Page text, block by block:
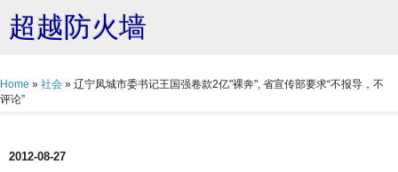
超越防火墙
Home » 社会 » 辽宁凤城市委书记王国强卷款2亿"裸奔", 省宣传部要求“不报导，不
评论”
2012-08-27